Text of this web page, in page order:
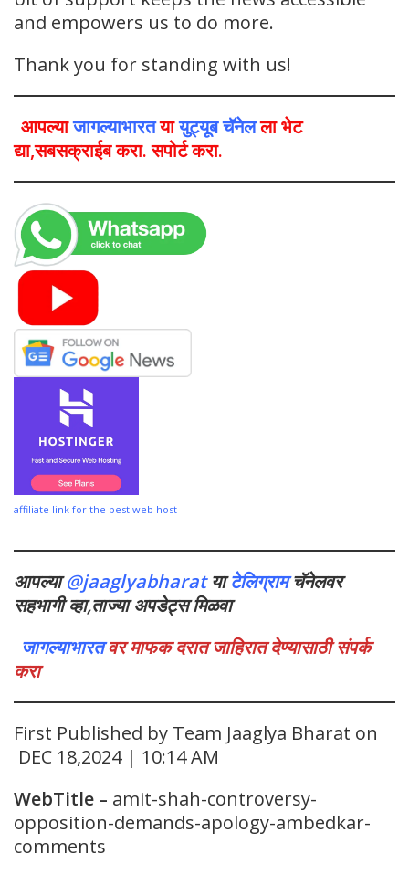
and empowers us to do more.
Thank you for standing with us!
आपल्याजागल्याभारतयायुट्यूब चॅनेलला भेट
द्या,सबसक्राईब करा. सपोर्ट करा.
affiliate link for the best web host
आपल्या@jaaglyabharatयाटेलिग्रामचॅनेलवर
सहभागी व्हा,ताज्या अपडेट्स मिळवा
जागल्याभारतवर माफक दरात जाहिरात देण्यासाठी संपर्क
करा
First Published by Team Jaaglya Bharat on
DEC 18,2024 | 10:14 AM
WebTitle – amit-shah-controversy-
opposition-demands-apology-ambedkar-
comments